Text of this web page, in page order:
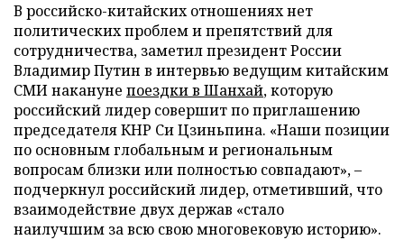
В российско-китайских отношениях нет
политических проблем и препятствий для
сотрудничества, заметил президент России
Владимир Путин в интервью ведущим китайским
СМИ накануне поездки в Шанхай, которую
российский лидер совершит по приглашению
председателя КНР Си Цзиньпина. «Наши позиции
по основным глобальным и региональным
вопросам близки или полностью совпадают», –
подчеркнул российский лидер, отметивший, что
взаимодействие двух держав «стало
наилучшим за всю свою многовековую историю».